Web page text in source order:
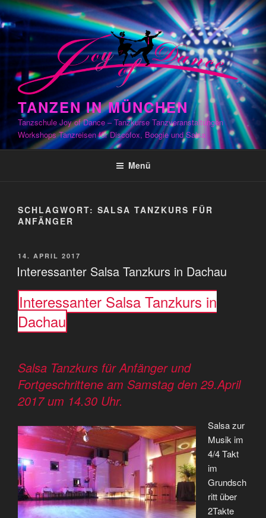
Zum
Inhalt
springen
TANZEN IN MÜNCHEN
Tanzschule Joy of Dance – Tanzkurse Tanzveranstaltungen
Workshops Tanzreisen für Discofox, Boogie und Salsa
Menü
SCHLAGWORT: SALSA TANZKURS FÜR
ANFÄNGER
VERÖFFENTLICHT
AM
14. APRIL 2017
Interessanter Salsa Tanzkurs in Dachau
Interessanter Salsa Tanzkurs in
Dachau
Salsa Tanzkurs für Anfänger und
Fortgeschrittene am Samstag den 29.April
2017 um 14.30 Uhr.
Salsa zur
Musik im
4/4 Takt
im
Grundsch
ritt über
2Takte